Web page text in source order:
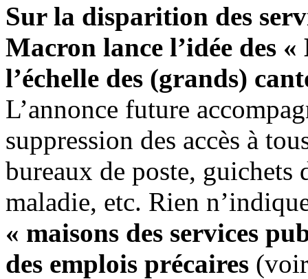
Sur la disparition des
Macron lance l’idée des
l’échelle des (grands)
L’annonce future
suppression des accès à
bureaux de poste, guichets
maladie, etc. Rien
« maisons des services
des emplois précaires